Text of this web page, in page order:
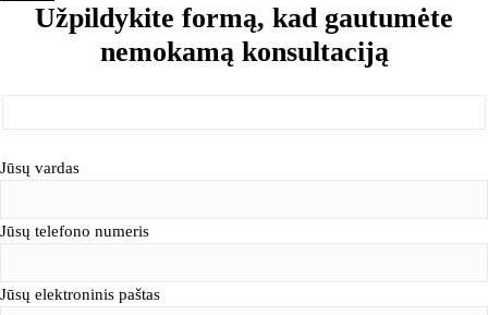
Užpildykite formą, kad gautumėte
nemokamą konsultaciją
Jūsų vardas
Jūsų telefono numeris
Jūsų elektroninis paštas